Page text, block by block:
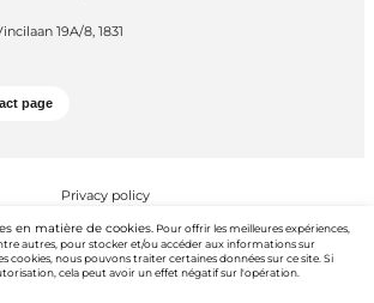
19A/8, 1831
page
Privacy policy
B.V. © 2026 Tous droits réservés
en matière de cookies. Pour offrir les meilleures expériences,
autres, pour stocker et/ou accéder aux informations sur
cookies, nous pouvons traiter certaines données sur ce site. Si
cela peut avoir un effet négatif sur l'opération.